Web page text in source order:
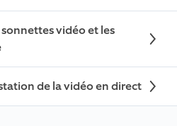
vidéo et les
de la vidéo en direct